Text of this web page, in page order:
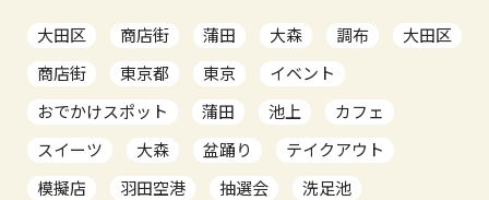
大田区 商店街 蒲田 大森 調布
大田区
商店街
東京都 東京
イベント
おでかけスポット
蒲田 池上
カフェ
スイーツ
大森 盆踊り
テイクアウト
模擬店
羽田空港 抽選会
洗足池